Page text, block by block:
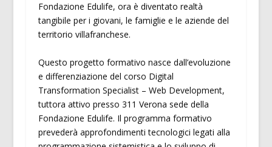
Fondazione Edulife, ora è diventato realtà
tangibile per i giovani, le famiglie e le aziende del
territorio villafranchese.
Questo progetto formativo nasce dall’evoluzione
e differenziazione del corso Digital
Transformation Specialist – Web Development,
tuttora attivo presso 311 Verona sede della
Fondazione Edulife. Il programma formativo
prevederà approfondimenti tecnologici legati alla